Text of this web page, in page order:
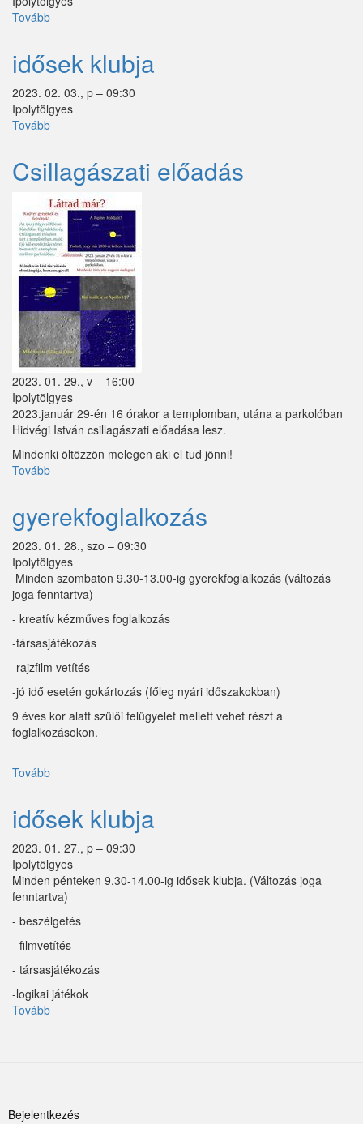
Tovább
idősek klubja
2023. 02. 03., p – 09:30
Ipolytölgyes
Tovább
Csillagászati előadás
2023. 01. 29., v – 16:00
Ipolytölgyes
2023.január 29-én 16 órakor a templomban, utána a parkolóban
Hidvégi István csillagászati előadása lesz.
Mindenki öltözzön melegen aki el tud jönni!
Tovább
gyerekfoglalkozás
2023. 01. 28., szo – 09:30
Ipolytölgyes
Minden szombaton 9.30-13.00-ig gyerekfoglalkozás (változás
joga fenntartva)
- kreatív kézműves foglalkozás
-társasjátékozás
-rajzfilm vetítés
-jó idő esetén gokártozás (főleg nyári időszakokban)
9 éves kor alatt szülői felügyelet mellett vehet részt a
foglalkozásokon.
Tovább
idősek klubja
2023. 01. 27., p – 09:30
Ipolytölgyes
Minden pénteken 9.30-14.00-ig idősek klubja. (Változás joga
fenntartva)
- beszélgetés
- filmvetítés
- társasjátékozás
-logikai játékok
Tovább
Felhasználói
Bejelentkezés